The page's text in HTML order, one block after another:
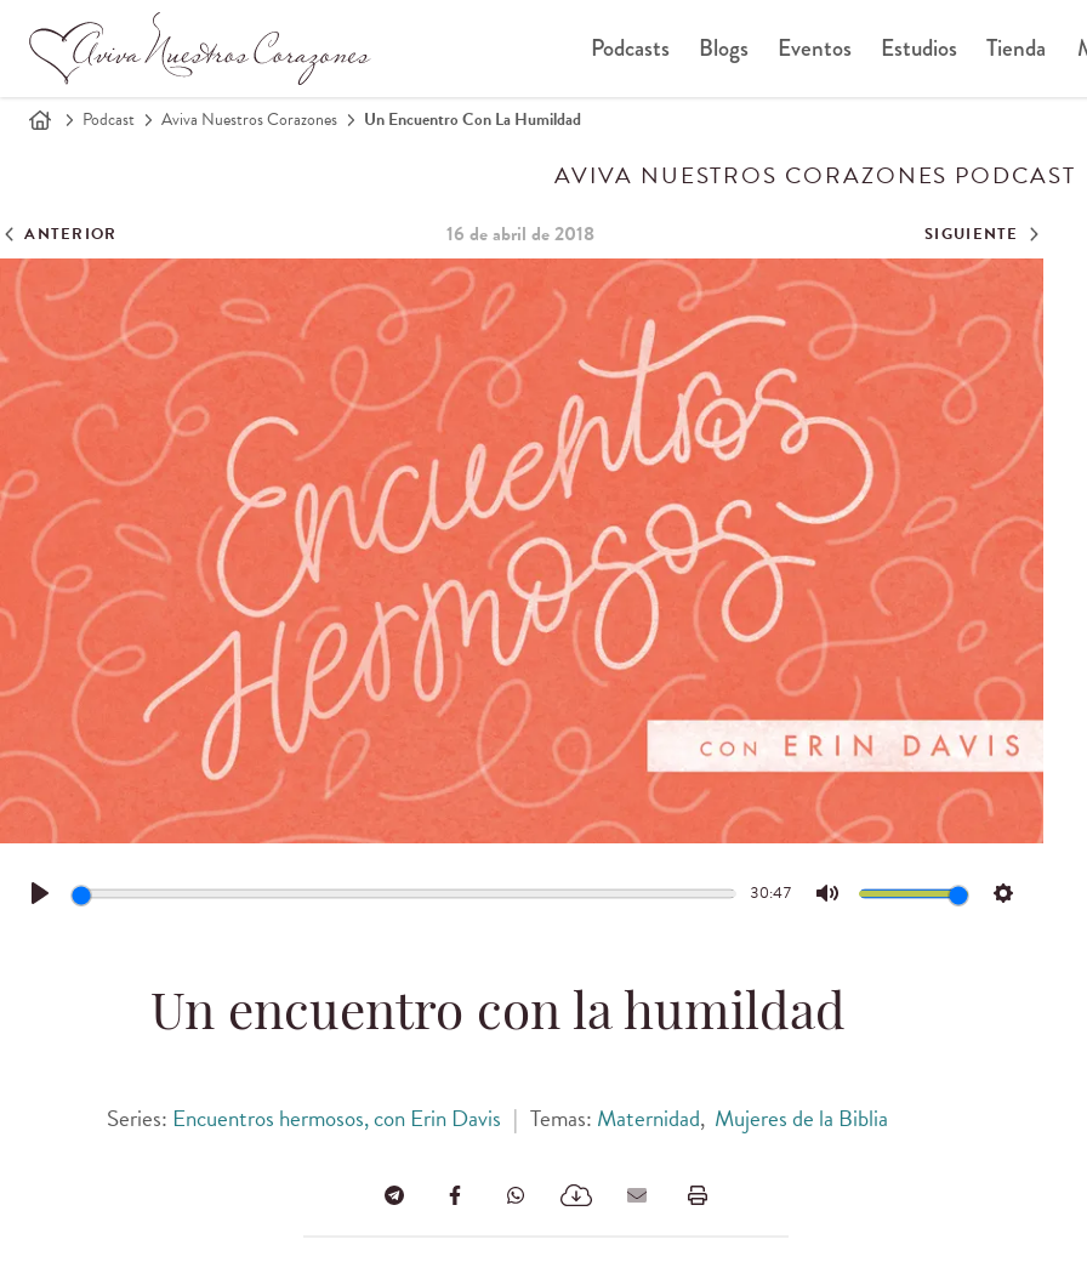
Podcasts Blogs Eventos Estudios Tienda
Podcast Aviva Nuestros Corazones Un Encuentro Con La Humildad
AVIVA NUESTROS CORAZONES PODCAST
ANTERIOR 16 de abril de 2018 SIGUIENTE
Play
30:47
Mute Settings
Un encuentro con la humildad
Series: Encuentros hermosos, con Erin Davis | Temas: Maternidad, Mujeres de la Biblia